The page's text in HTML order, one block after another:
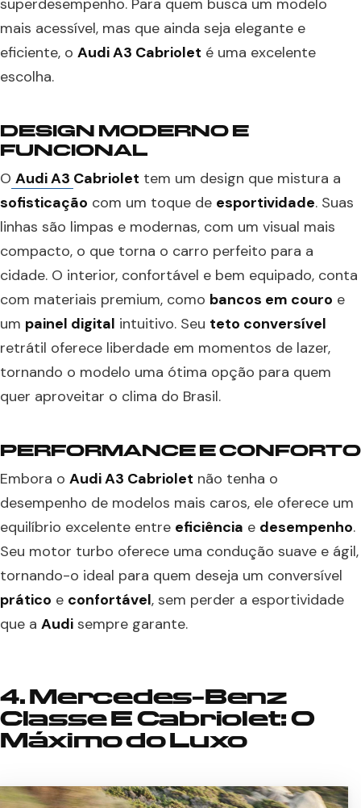
mais acessível, mas que ainda seja elegante e
eficiente, o Audi A3 Cabriolet é uma excelente
escolha.
DESIGN MODERNO E
FUNCIONAL
O Audi A3 Cabriolet tem um design que mistura a
sofisticação com um toque de esportividade. Suas
linhas são limpas e modernas, com um visual mais
compacto, o que torna o carro perfeito para a
cidade. O interior, confortável e bem equipado, conta
com materiais premium, como bancos em couro e
um painel digital intuitivo. Seu teto conversível
retrátil oferece liberdade em momentos de lazer,
tornando o modelo uma ótima opção para quem
quer aproveitar o clima do Brasil.
PERFORMANCE E CONFORTO
Embora o Audi A3 Cabriolet não tenha o
desempenho de modelos mais caros, ele oferece um
equilíbrio excelente entre eficiência e desempenho.
Seu motor turbo oferece uma condução suave e ágil,
tornando-o ideal para quem deseja um conversível
prático e confortável, sem perder a esportividade
que a Audi sempre garante.
4. Mercedes-Benz
Classe E Cabriolet: O
Máximo do Luxo